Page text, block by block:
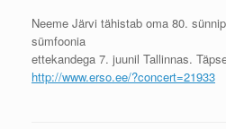
Neeme Järvi tähistab oma 80.
sümfoonia
ettekandega 7. juunil Tallinnas.
http://www.erso.ee/?concert=21933